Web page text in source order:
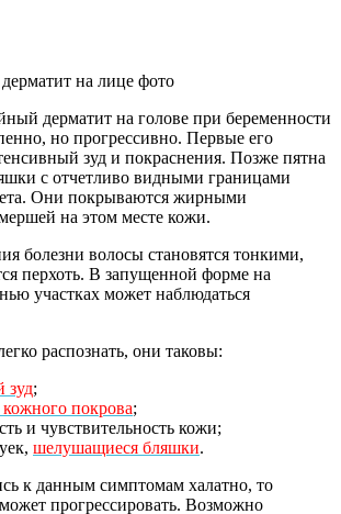
на лице фото
дерматит на голове при беременности
но прогрессивно. Первые его
зуд и покраснения. Позже пятна
с отчетливо видными границами
Они покрываются жирными
на этом месте кожи.
болезни волосы становятся тонкими,
перхоть. В запущенной форме на
участках может наблюдаться
распознать, они таковы:
зуд;
покрова;
и чувствительность кожи;
шелушащиеся бляшки.
к данным симптомам халатно, то
прогрессировать. Возможно